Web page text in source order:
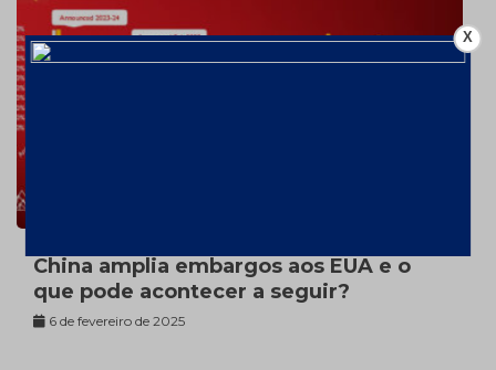
China amplia embargos aos EUA e o
que pode acontecer a seguir?
6 de fevereiro de 2025
X